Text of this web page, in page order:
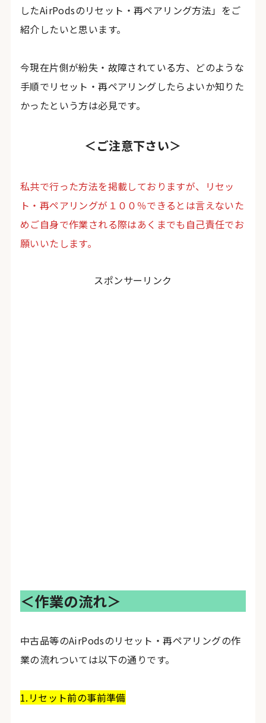
したAirPodsのリセット・再ペアリング方法」をご
紹介したいと思います。
今現在片側が紛失・故障されている方、どのような
手順でリセット・再ペアリングしたらよいか知りた
かったという方は必見です。
＜ご注意下さい＞
私共で行った方法を掲載しておりますが、リセッ
ト・再ペアリングが１００％できるとは言えないた
めご自身で作業される際はあくまでも自己責任でお
願いいたします。
スポンサーリンク
＜作業の流れ＞
中古品等のAirPodsのリセット・再ペアリングの作
業の流れついては以下の通りです。
1.リセット前の事前準備